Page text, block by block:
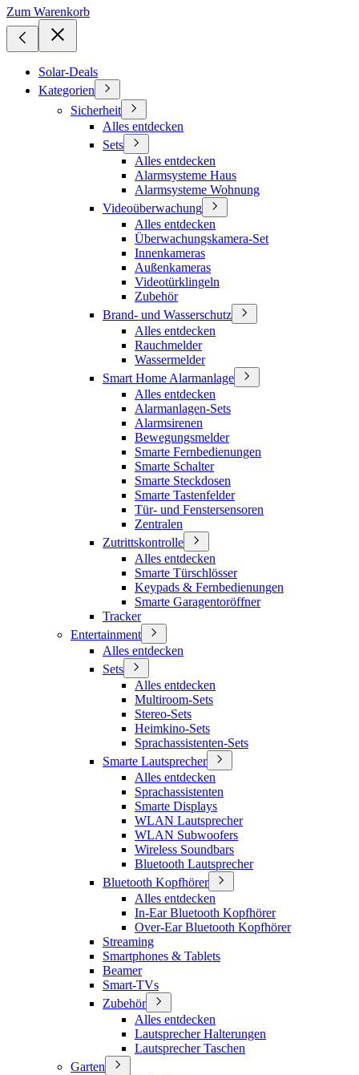
Zum Warenkorb
Solar-Deals
Kategorien
Sicherheit
Alles entdecken
Sets
Alles entdecken
Alarmsysteme Haus
Alarmsysteme Wohnung
Videoüberwachung
Alles entdecken
Überwachungskamera-Set
Innenkameras
Außenkameras
Videotürklingeln
Zubehör
Brand- und Wasserschutz
Alles entdecken
Rauchmelder
Wassermelder
Smart Home Alarmanlage
Alles entdecken
Alarmanlagen-Sets
Alarmsirenen
Bewegungsmelder
Smarte Fernbedienungen
Smarte Schalter
Smarte Steckdosen
Smarte Tastenfelder
Tür- und Fenstersensoren
Zentralen
Zutrittskontrolle
Alles entdecken
Smarte Türschlösser
Keypads & Fernbedienungen
Smarte Garagentoröffner
Tracker
Entertainment
Alles entdecken
Sets
Alles entdecken
Multiroom-Sets
Stereo-Sets
Heimkino-Sets
Sprachassistenten-Sets
Smarte Lautsprecher
Alles entdecken
Sprachassistenten
Smarte Displays
WLAN Lautsprecher
WLAN Subwoofers
Wireless Soundbars
Bluetooth Lautsprecher
Bluetooth Kopfhörer
Alles entdecken
In-Ear Bluetooth Kopfhörer
Over-Ear Bluetooth Kopfhörer
Streaming
Smartphones & Tablets
Beamer
Smart-TVs
Zubehör
Alles entdecken
Lautsprecher Halterungen
Lautsprecher Taschen
Garten